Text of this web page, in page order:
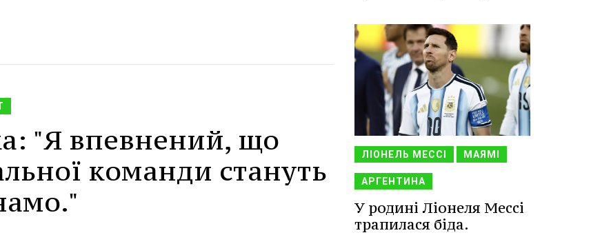
"Я впевнений, що
команди стануть
ЛІОНЕЛЬ МЕССІ МАЯМІ
АРГЕНТИНА
У родині Ліонеля Мессі
трапилася біда.